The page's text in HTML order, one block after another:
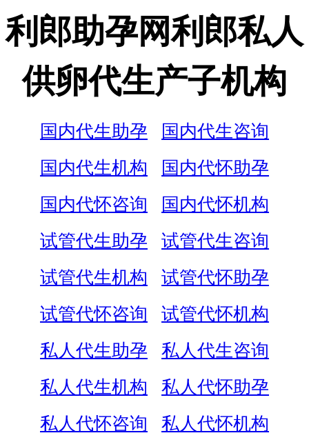
利郎助孕网利郎私人
供卵代生产子机构
国内代生助孕
国内代生咨询
国内代生机构
国内代怀助孕
国内代怀咨询
国内代怀机构
试管代生助孕
试管代生咨询
试管代生机构
试管代怀助孕
试管代怀咨询
试管代怀机构
私人代生助孕
私人代生咨询
私人代生机构
私人代怀助孕
私人代怀咨询
私人代怀机构